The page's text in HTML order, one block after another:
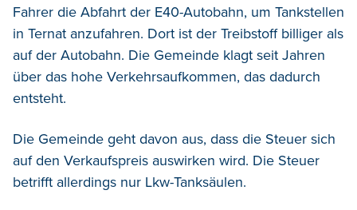
Fahrer die Abfahrt der E40-Autobahn, um Tankstellen
in Ternat anzufahren. Dort ist der Treibstoff billiger als
auf der Autobahn. Die Gemeinde klagt seit Jahren
über das hohe Verkehrsaufkommen, das dadurch
entsteht.
Die Gemeinde geht davon aus, dass die Steuer sich
auf den Verkaufspreis auswirken wird. Die Steuer
betrifft allerdings nur Lkw-Tanksäulen.